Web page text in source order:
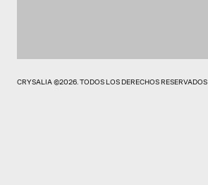
CRYSALIA ©2026. TODOS LOS DERECHOS RESERVADOS